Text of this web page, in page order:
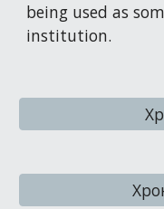
being used as
institution.